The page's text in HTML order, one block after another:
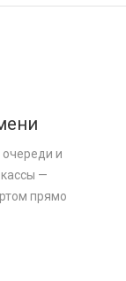
очереди и
—
прямо